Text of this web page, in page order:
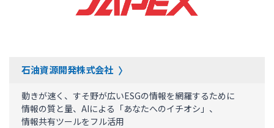
石油資源開発株式会社
動きが速く、すそ野が広いESGの情報を網羅するために
情報の質と量、AIによる「あなたへのイチオシ」、
情報共有ツールをフル活用